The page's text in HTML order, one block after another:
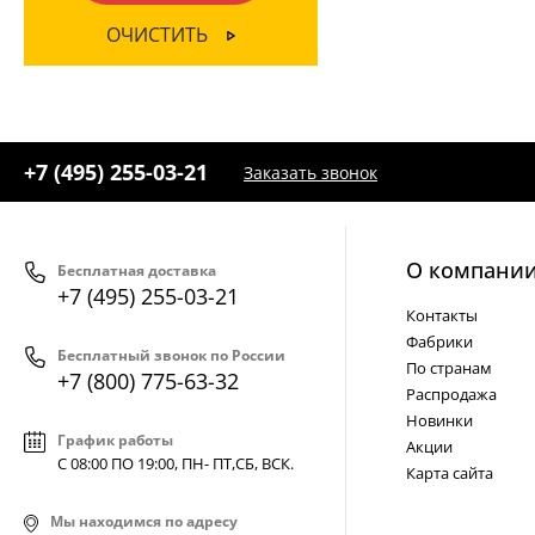
ОЧИСТИТЬ
+7 (495) 255-03-21 Заказать звонок
Бесплатная доставка
+7 (495) 255-03-21
Бесплатный звонок по России
+7 (800) 775-63-32
График работы
С 08:00 ПО 19:00, ПН- ПТ,СБ, ВСК.
Мы находимся по адресу
О
Контакты
Фабрики
По странам
Распродажа
Новинки
Акции
Карта сайта